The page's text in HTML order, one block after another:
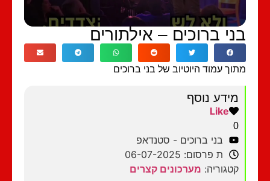
בני ברוכים – אילתורים
מתוך עמוד היוטיוב של בני ברוכים
מידע נוסף
Like
0
בני ברוכים - סטנדאפ
ת פרסום: 06-07-2025
קטגוריה: מערכונים קצרים